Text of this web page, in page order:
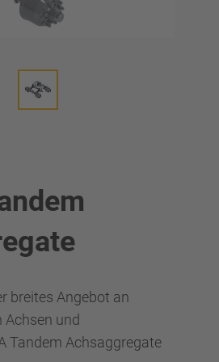
breites Angebot an
Achsen und
Tandem Achsaggregate